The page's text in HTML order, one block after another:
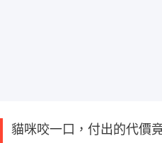
貓咪咬一口，付出的代價